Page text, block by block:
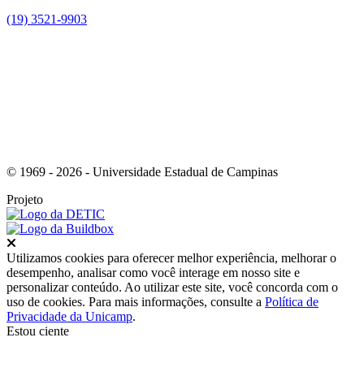
(19) 3521-9903
© 1969 - 2026 - Universidade Estadual de Campinas
Projeto
Utilizamos cookies para oferecer melhor experiência, melhorar o
desempenho, analisar como você interage em nosso site e
personalizar conteúdo. Ao utilizar este site, você concorda com o
uso de cookies. Para mais informações, consulte a Política de
Privacidade da Unicamp.
Estou ciente